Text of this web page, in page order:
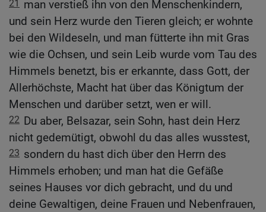
21
man verstieß ihn von den Menschenkindern,
und sein Herz wurde den Tieren gleich; er wohnte
bei den Wildeseln, und man fütterte ihn mit Gras
wie die Ochsen, und sein Leib wurde vom Tau des
Himmels benetzt, bis er erkannte, dass Gott, der
Allerhöchste, Macht hat über das Königtum der
Menschen und darüber setzt, wen er will.
22 Du aber, Belsazar, sein Sohn, hast dein Herz
nicht gedemütigt, obwohl du das alles wusstest,
23 sondern du hast dich über den Herrn des
Himmels erhoben; und man hat die Gefäße
seines Hauses vor dich gebracht, und du und
deine Gewaltigen, deine Frauen und Nebenfrauen,